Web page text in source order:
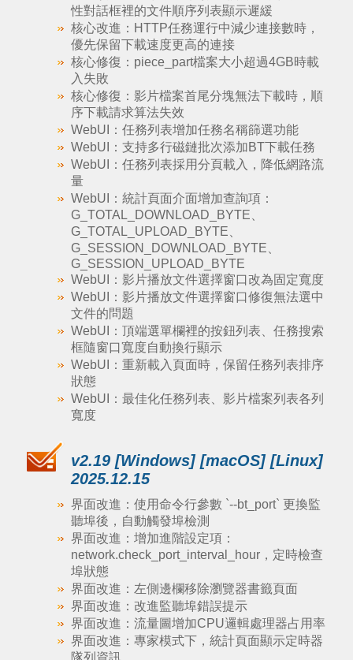
性對話框裡的文件順序列表顯示遲緩
核心改進：HTTP任務運行中減少連接數時，
優先保留下載速度更高的連接
核心修復：piece_part檔案大小超過4GB時載
入失敗
核心修復：影片檔案首尾分塊無法下載時，順
序下載請求算法失效
WebUI：任務列表增加任務名稱篩選功能
WebUI：支持多行磁鏈批次添加BT下載任務
WebUI：任務列表採用分頁載入，降低網路流
量
WebUI：統計頁面介面增加查詢項：
G_TOTAL_DOWNLOAD_BYTE、
G_TOTAL_UPLOAD_BYTE、
G_SESSION_DOWNLOAD_BYTE、
G_SESSION_UPLOAD_BYTE
WebUI：影片播放文件選擇窗口改為固定寬度
WebUI：影片播放文件選擇窗口修復無法選中
文件的問題
WebUI：頂端選單欄裡的按鈕列表、任務搜索
框隨窗口寬度自動換行顯示
WebUI：重新載入頁面時，保留任務列表排序
狀態
WebUI：最佳化任務列表、影片檔案列表各列
寬度
v2.19 [Windows] [macOS] [Linux]
2025.12.15
界面改進：使用命令行參數 `--bt_port` 更換監
聽埠後，自動觸發埠檢測
界面改進：增加進階設定項：
network.check_port_interval_hour，定時檢查
埠狀態
界面改進：左側邊欄移除瀏覽器書籤頁面
界面改進：改進監聽埠錯誤提示
界面改進：流量圖增加CPU邏輯處理器占用率
界面改進：專家模式下，統計頁面顯示定時器
隊列資訊